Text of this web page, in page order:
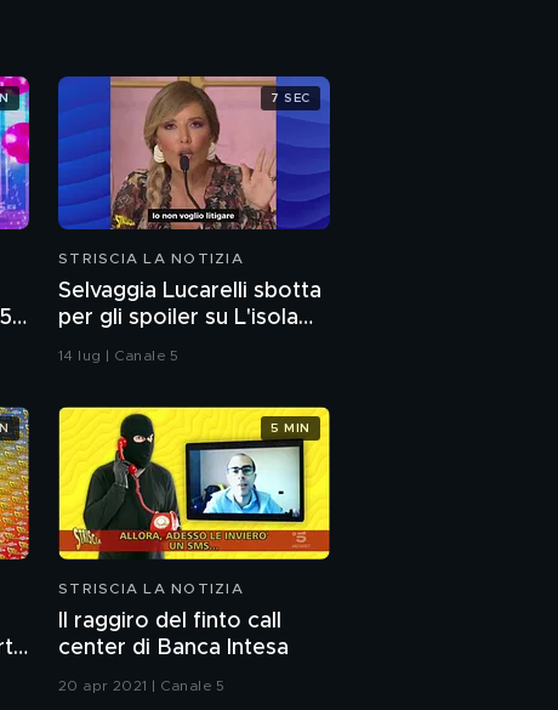
Friends, la reunion: e in
Italia?
Semafori per non
STRISCIA LA NOTIZIA
Selvaggia Lucarelli sbotta
per gli spoiler su L'isola
dei famosi e arriva la
14 lug | Canale 5
7 SEC
STRISCIA LA NOTIZIA
Il raggiro del finto call
center di Banca Intesa
20 apr 2021 | Canale 5
5 MIN